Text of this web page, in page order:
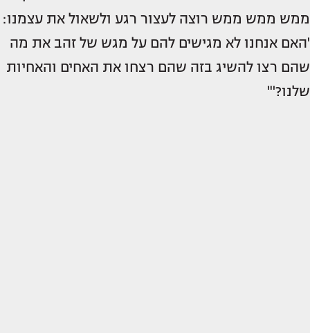
ממש ממש ממש רוצה לעצור רגע ולשאול את עצמנו:
'האם אנחנו לא מגישים להם על מגש של זהב את מה
שהם רצו להשיג בזה שהם רצחו את האחים והאחיות
שלנו?'"